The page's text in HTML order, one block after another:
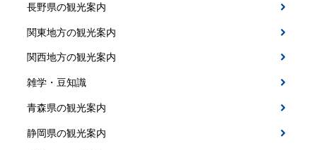
長野県の観光案内
関東地方の観光案内
関西地方の観光案内
雑学・豆知識
青森県の観光案内
静岡県の観光案内